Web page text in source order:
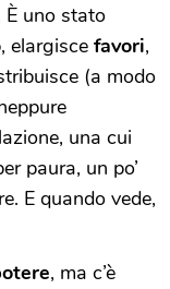
È uno stato
, elargisce favori,
(a modo
una cui
paura, un po’
E quando vede,
, ma c’è